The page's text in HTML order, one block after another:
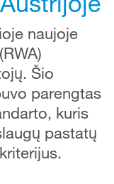
naujoje
Šio
parengtas
kuris
pastatų